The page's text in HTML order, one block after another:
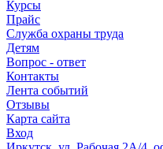
Курсы
Прайс
Служба охраны труда
Детям
Вопрос - ответ
Контакты
Лента событий
Отзывы
Карта сайта
Вход